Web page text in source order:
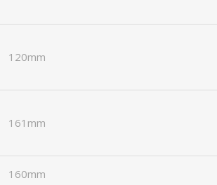
120mm
161mm
160mm